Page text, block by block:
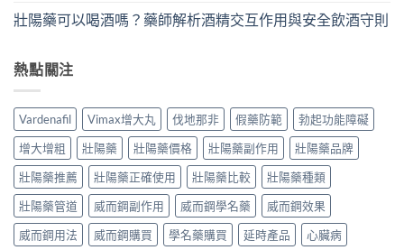
壯陽藥可以喝酒嗎？藥師解析酒精交互作用與安全飲酒守則
熱點關注
Vardenafil Vimax增大丸 伐地那非 假藥防範
勃起功能障礙
增大增粗
壯陽藥 壯陽藥價格 壯陽藥副作用
壯陽藥品牌
壯陽藥推薦
壯陽藥正確使用 壯陽藥比較
壯陽藥種類
壯陽藥管道
威而鋼副作用 威而鋼學名藥
威而鋼效果
威而鋼用法
威而鋼購買 學名藥購買 延時產品 心臟病